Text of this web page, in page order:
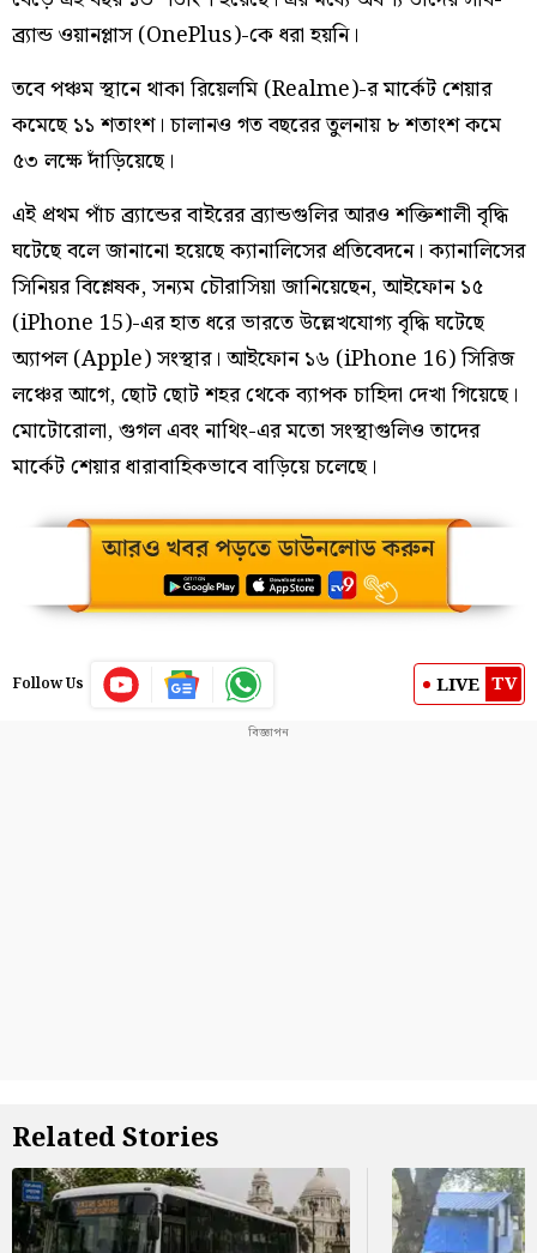
ব্র্যান্ড ওয়ানপ্লাস (OnePlus)-কে ধরা হয়নি।
তবে পঞ্চম স্থানে থাকা রিয়েলমি (Realme)-র মার্কেট শেয়ার
কমেছে ১১ শতাংশ। চালানও গত বছরের তুলনায় ৮ শতাংশ কমে
৫৩ লক্ষে দাঁড়িয়েছে।
এই প্রথম পাঁচ ব্র্যান্ডের বাইরের ব্র্যান্ডগুলির আরও শক্তিশালী বৃদ্ধি
ঘটেছে বলে জানানো হয়েছে ক্যানালিসের প্রতিবেদনে। ক্যানালিসের
সিনিয়র বিশ্লেষক, সন্যম চৌরাসিয়া জানিয়েছেন, আইফোন ১৫
(iPhone 15)-এর হাত ধরে ভারতে উল্লেখযোগ্য বৃদ্ধি ঘটেছে
অ্যাপল (Apple) সংস্থার। আইফোন ১৬ (iPhone 16) সিরিজ
লঞ্চের আগে, ছোট ছোট শহর থেকে ব্যাপক চাহিদা দেখা গিয়েছে।
মোটোরোলা, গুগল এবং নাথিং-এর মতো সংস্থাগুলিও তাদের
মার্কেট শেয়ার ধারাবাহিকভাবে বাড়িয়ে চলেছে।
Follow Us LIVE TV
Related Stories